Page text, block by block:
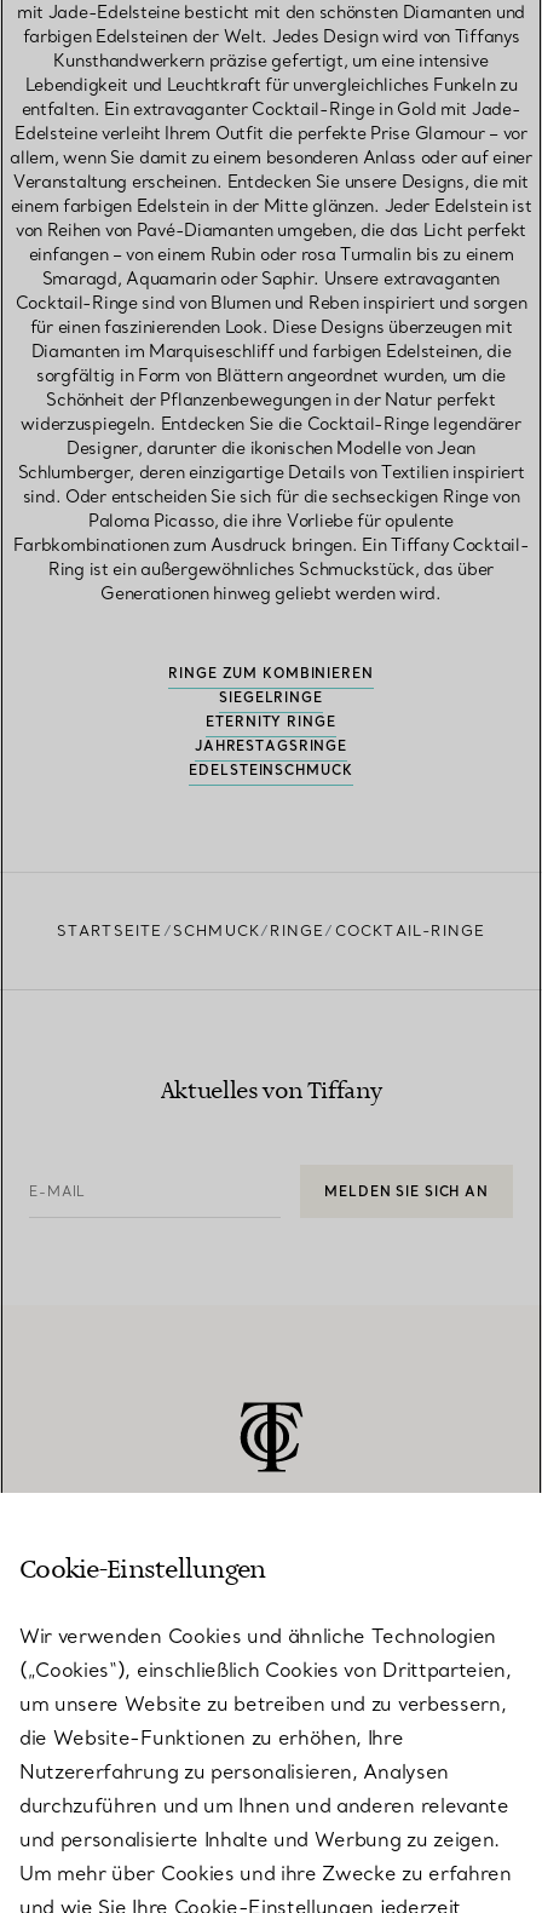
mit Jade-Edelsteine besticht mit den schönsten Diamanten und
farbigen Edelsteinen der Welt. Jedes Design wird von Tiffanys
Kunsthandwerkern präzise gefertigt, um eine intensive
Lebendigkeit und Leuchtkraft für unvergleichliches Funkeln zu
entfalten. Ein extravaganter Cocktail-Ringe in Gold mit Jade-
Edelsteine verleiht Ihrem Outfit die perfekte Prise Glamour – vor
allem, wenn Sie damit zu einem besonderen Anlass oder auf einer
Veranstaltung erscheinen. Entdecken Sie unsere Designs, die mit
einem farbigen Edelstein in der Mitte glänzen. Jeder Edelstein ist
von Reihen von Pavé-Diamanten umgeben, die das Licht perfekt
einfangen – von einem Rubin oder rosa Turmalin bis zu einem
Smaragd, Aquamarin oder Saphir. Unsere extravaganten
Cocktail-Ringe sind von Blumen und Reben inspiriert und sorgen
für einen faszinierenden Look. Diese Designs überzeugen mit
Diamanten im Marquiseschliff und farbigen Edelsteinen, die
sorgfältig in Form von Blättern angeordnet wurden, um die
Schönheit der Pflanzenbewegungen in der Natur perfekt
widerzuspiegeln. Entdecken Sie die Cocktail-Ringe legendärer
Designer, darunter die ikonischen Modelle von Jean
Schlumberger, deren einzigartige Details von Textilien inspiriert
sind. Oder entscheiden Sie sich für die sechseckigen Ringe von
Paloma Picasso, die ihre Vorliebe für opulente
Farbkombinationen zum Ausdruck bringen. Ein Tiffany Cocktail-
Ring ist ein außergewöhnliches Schmuckstück, das über
Generationen hinweg geliebt werden wird.
RINGE ZUM KOMBINIEREN
SIEGELRINGE
ETERNITY RINGE
JAHRESTAGSRINGE
EDELSTEINSCHMUCK
STARTSEITE SCHMUCK RINGE COCKTAIL-RINGE
Aktuelles von Tiffany
E-MAIL MELDEN SIE SICH AN
KUNDENSERVICE
SERVICES
ÜBER TIFFANY & CO.
RECHTLICHE HINWEISE
Cookie-Einstellungen
Wir verwenden Cookies und ähnliche Technologien
(„Cookies“), einschließlich Cookies von Drittparteien,
um unsere Website zu betreiben und zu verbessern,
die Website-Funktionen zu erhöhen, Ihre
Nutzererfahrung zu personalisieren, Analysen
durchzuführen und um Ihnen und anderen relevante
und personalisierte Inhalte und Werbung zu zeigen.
Um mehr über Cookies und ihre Zwecke zu erfahren
und wie Sie Ihre Cookie-Einstellungen jederzeit